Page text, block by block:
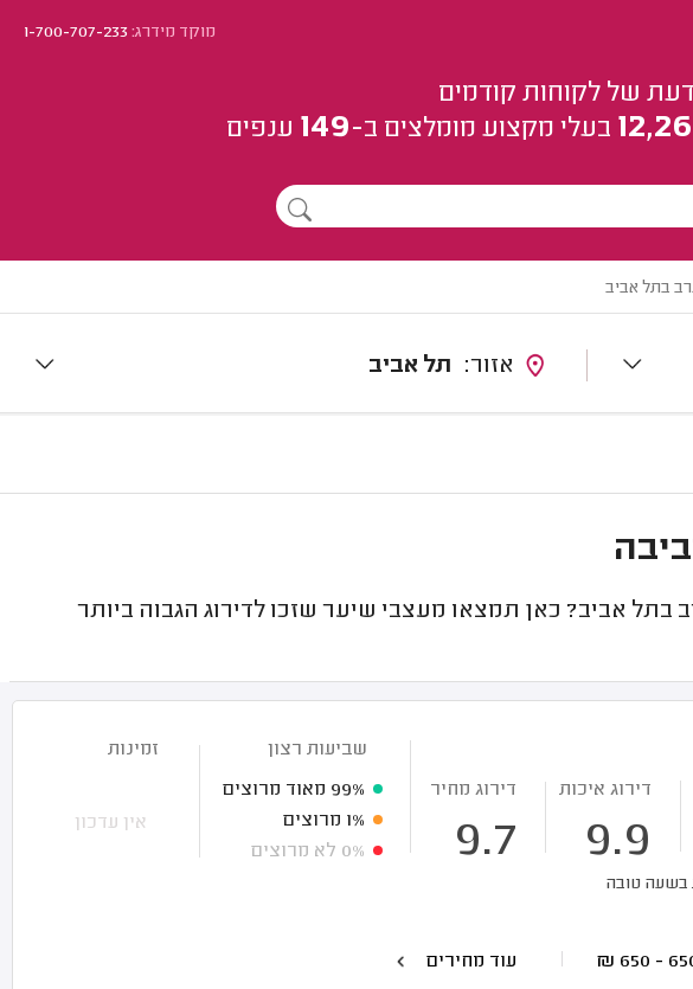
מוקד מידרג:1-700-707-233
של לקוחות קודמים
בעלי מקצוע מומלצים ב-149 ענפים
בתל אביב
תל אביב
אביב? כאן תמצאו מעצבי שיער שזכו לדירוג הגבוה ביותר
דירוג איכות
9.9
דירוג מחיר
9.7
בשעה טובה
שביעות רצון
99% מאוד מרוצים
1% מרוצים
0% לא מרוצים
זמינות
אין עדכון
650 -
₪ עוד מחירים